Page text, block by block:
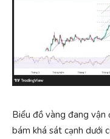
Biểu đồ vàng đang vận
bám khá sát cạnh dưới